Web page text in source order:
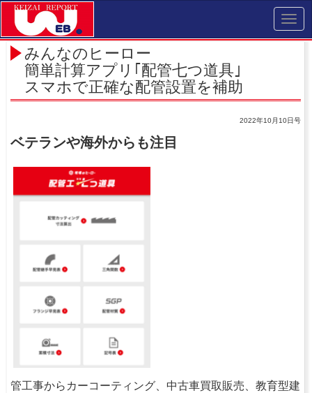
みんなのヒーロー
簡単計算アプリ｢配管七つ道具｣
スマホで正確な配管設置を補助
2022年10月10日号
ベテランや海外からも注目
管工事からカーコーティング、中古車買取販売、教育型建